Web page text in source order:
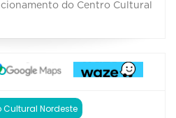
do Centro Cultural
Nordeste